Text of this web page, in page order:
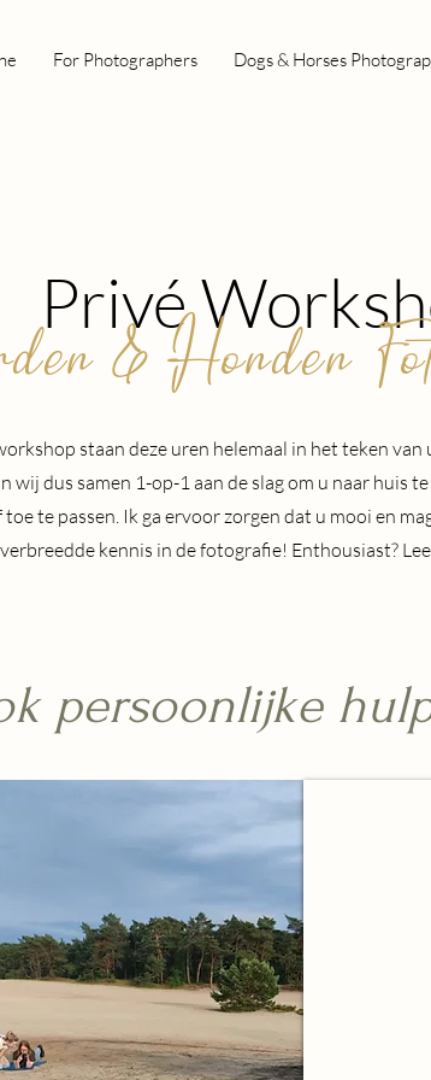
For Photographers Dogs & Horses
Privé& Honden
staan deze uren helemaal in het teken van
wij dus samen 1-op-1 aan de slag om u naar huis
te passen. Ik ga ervoor zorgen dat u mooi en
verbreedde kennis in de fotografie! Enthousiast?
persoonlijke